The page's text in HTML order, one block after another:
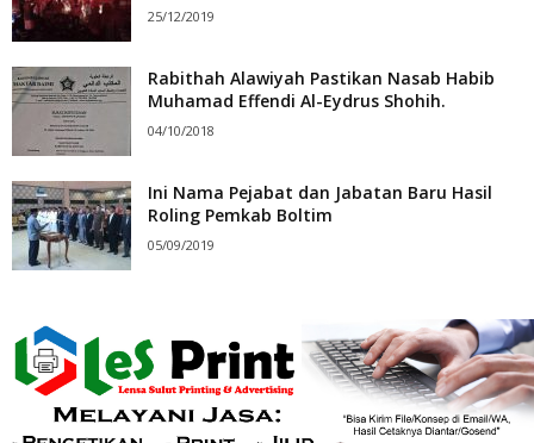
25/12/2019
Rabithah Alawiyah Pastikan Nasab Habib
Muhamad Effendi Al-Eydrus Shohih.
04/10/2018
Ini Nama Pejabat dan Jabatan Baru Hasil
Roling Pemkab Boltim
05/09/2019